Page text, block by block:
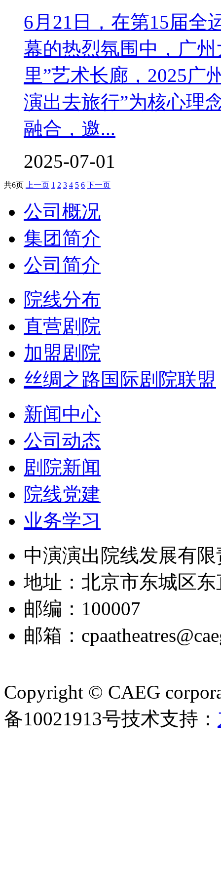
6月21日，在第15届全
幕的热烈氛围中，广
里”艺术长廊，2025广
演出去旅行”为核心理
融合，邀...
2025-07-01
共6页 上一页 1 2 3 4 5 6 下一页
公司概况
集团简介
公司简介
院线分布
直营剧院
加盟剧院
丝绸之路国际剧院联盟
新闻中心
公司动态
剧院新闻
院线党建
业务学习
中演演出院线发展有
地址：北京市东城区
邮编：100007
邮箱：
Copyright © CAEG
备10021913号技术支持：